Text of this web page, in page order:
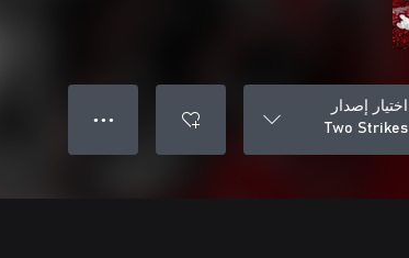
اختيار إصدار
Two Strikes
● ● ●